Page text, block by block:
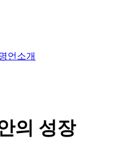
언 소개
의 성장